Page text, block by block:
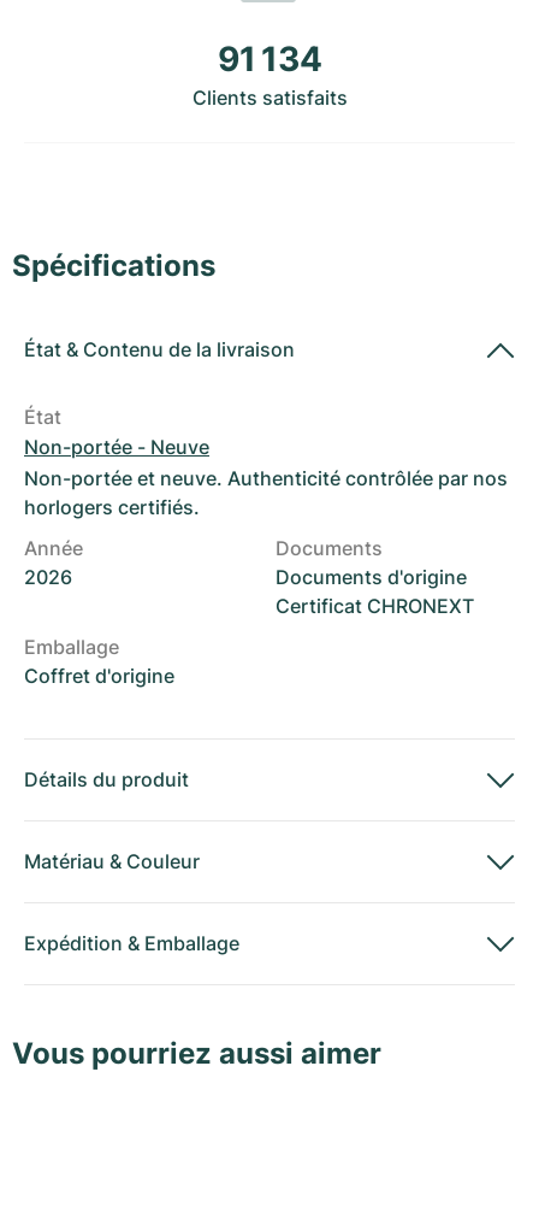
91 134
Clients satisfaits
Spécifications
État & Contenu de la livraison
État
Non-portée - Neuve
Non-portée et neuve. Authenticité contrôlée par nos
horlogers certifiés.
Année
2026
Documents
Documents d'origine
Certificat CHRONEXT
Emballage
Coffret d'origine
Détails du produit
Matériau & Couleur
Expédition & Emballage
Vous pourriez aussi aimer